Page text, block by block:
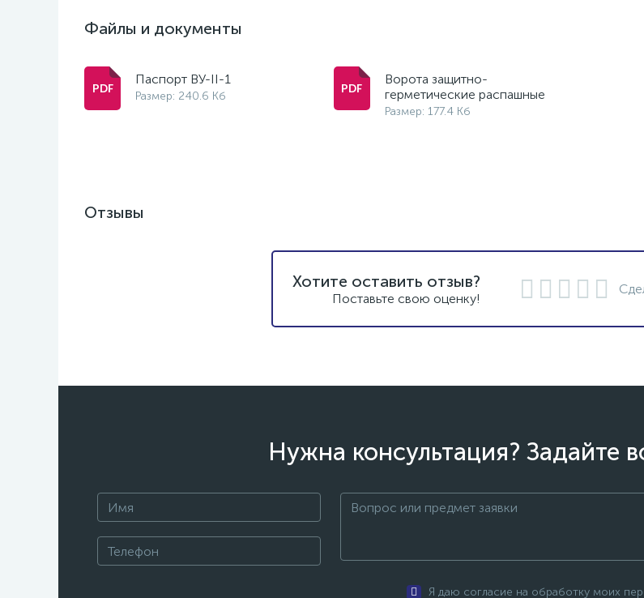
Файлы и документы
Паспорт ВУ-II-1
Размер: 240.6 Кб
Ворота защитно-
герметические распашные
Размер: 177.4 Кб
Отзывы
Хотите оставить отзыв?
Поставьте свою оценку!
Нужна консультация? Задайте
Я даю согласие на обработку моих